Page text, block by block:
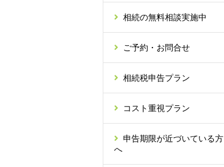
相続の無料相談実施中
ご予約・お問合せ
相続税申告プラン
コスト重視プラン
申告期限が近づいている方
へ